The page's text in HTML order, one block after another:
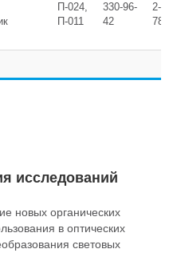
П-024,
П-011
330-96-
42
2-
78
исследований
новых органических
в оптических
световых